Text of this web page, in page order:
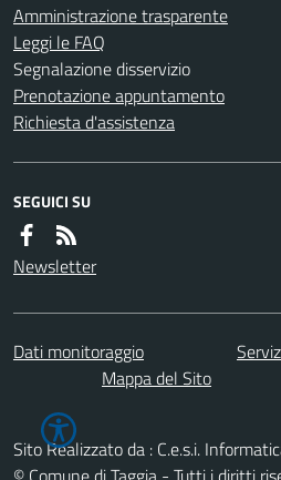
Amministrazione trasparente
Leggi le FAQ
Segnalazione disservizio
Prenotazione appuntamento
Richiesta d'assistenza
SEGUICI SU
Newsletter
Dati monitoraggio
Mappa del Sito
Sito Realizzato da : C.e.s.i.